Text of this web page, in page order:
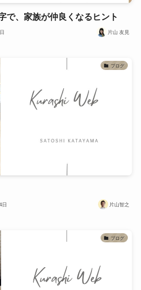
で、家族が仲良くなるヒント
片山 友見
ブログ
日 片山智之
ブログ